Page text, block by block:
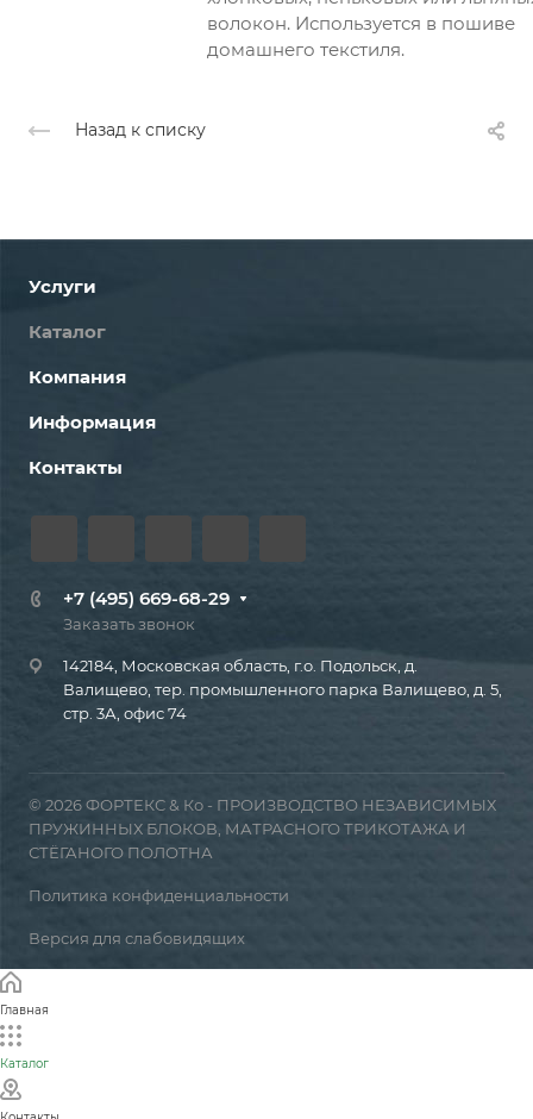
волокон. Используется в пошиве
домашнего текстиля.
Назад к списку
Услуги
Каталог
Компания
Информация
Контакты
+7 (495) 669-68-29
Заказать звонок
142184, Московская область, г.о. Подольск, д.
Валищево, тер. промышленного парка Валищево, д. 5,
стр. 3А, офис 74
© 2026 ФОРТЕКС & Ко - ПРОИЗВОДСТВО НЕЗАВИСИМЫХ
ПРУЖИННЫХ БЛОКОВ, МАТРАСНОГО ТРИКОТАЖА И
СТЁГАНОГО ПОЛОТНА
Политика конфиденциальности
Версия для слабовидящих
Главная
Каталог